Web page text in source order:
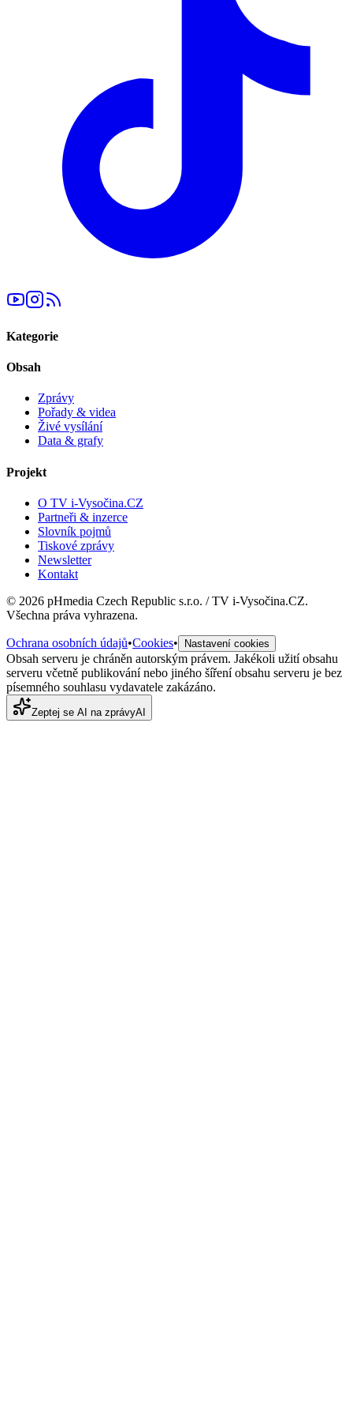
Kategorie
Obsah
Zprávy
Pořady & videa
Živé vysílání
Data & grafy
Projekt
O TV i-Vysočina.CZ
Partneři & inzerce
Slovník pojmů
Tiskové zprávy
Newsletter
Kontakt
© 2026 pHmedia Czech Republic s.r.o. / TV i-Vysočina.CZ.
Všechna práva vyhrazena.
Ochrana osobních údajů•Cookies• Nastavení cookies
Obsah serveru je chráněn autorským právem. Jakékoli užití obsahu
serveru včetně publikování nebo jiného šíření obsahu serveru je bez
písemného souhlasu vydavatele zakázáno.
Zeptej se AI na zprávyAI